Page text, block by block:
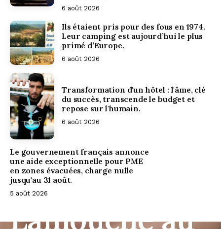
6 août 2026
Ils étaient pris pour des fous en 1974.
Leur camping est aujourd’hui le plus
primé d’Europe.
6 août 2026
Transformation d'un hôtel : l'âme, clé
du succès, transcende le budget et
repose sur l'humain.
6 août 2026
Le gouvernement français annonce
une aide exceptionnelle pour PME
en zones évacuées, charge nulle
jusqu'au 31 août.
5 août 2026
Accor nomme
Karelle
Lamouche au